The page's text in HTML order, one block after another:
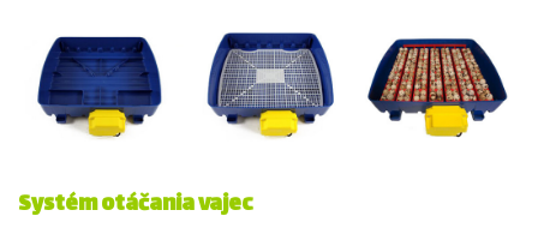
Systém otáčania vajec